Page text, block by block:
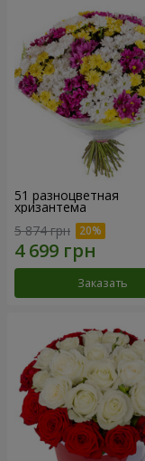
51 разноцветная
хризантема
5 874 грн
Заказать